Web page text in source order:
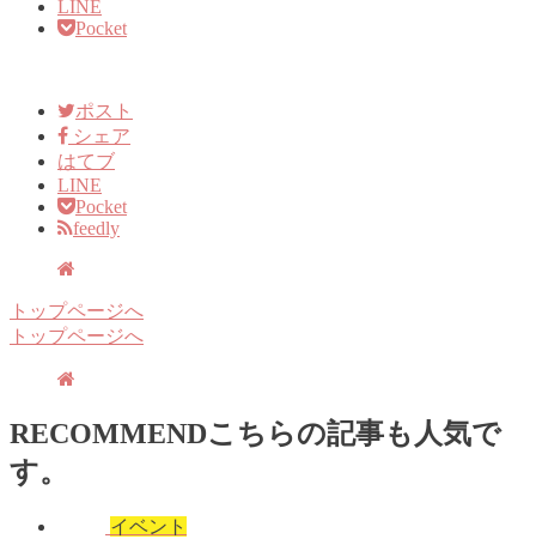
LINE
Pocket
ポスト
シェア
はてブ
LINE
Pocket
feedly
トップページへ
トップページへ
RECOMMENDこちらの記事も人気で
す。
イベント